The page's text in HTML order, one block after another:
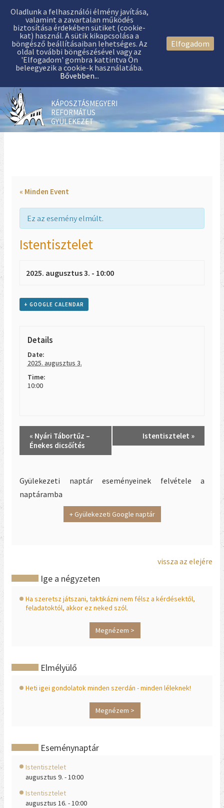
KÁPOSZTÁSMEGYERI
REFORMÁTUS
GYÜLEKEZET
« Minden Event
Ez az esemény elmúlt.
Istentisztelet
2025. augusztus 3. - 10:00
+ GOOGLE CALENDAR
Details
Date:
2025. augusztus 3.
Time:
10:00
Event
Navigation
« Nyári Tábortűz –
Énekes dicsőítés
Istentisztelet »
Gyülekezeti naptár eseményeinek felvétele a
naptáramba
+ Gyülekezeti Google naptár
vissza az elejére
Ige a négyzeten
Ha szeretsz játszani, taktikázni nem félsz a kérdésektől,
feladatoktól, akkor ez neked szól.
Megnézem >
Elmélyülő
Heti igei gondolatok minden szerdán - minden léleknek!
Megnézem >
Eseménynaptár
Istentisztelet
augusztus 9. - 10:00
Istentisztelet
augusztus 16. - 10:00
Oladlunk a felhasználói élmény javítása,
valamint a zavartalan működés
biztosítása érdekében sütiket (cookie-
kat) használ. A sütik kikapcsolása a
böngésző beállításaiban lehetséges. Az
oldal további böngészésével vagy az
'Elfogadom' gombra kattintva Ön
beleegyezik a cookie-k használatába.
Bővebben...
Elfogadom